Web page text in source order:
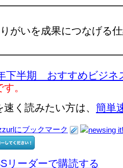
いを成果につなげる仕
下半期 おすすめビジネ
。
速く読みたい方は、 簡単
リーダーで購読する